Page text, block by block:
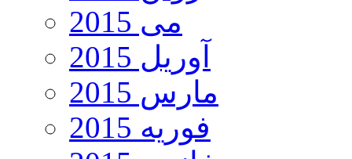
می 2015
آوریل 2015
مارس 2015
فوریه 2015